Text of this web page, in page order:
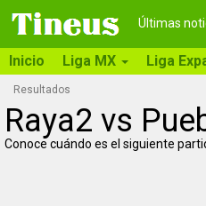
Últimas
Inicio Liga MX Liga
Resultados
Raya2 vs
Conoce cuándo es el siguiente